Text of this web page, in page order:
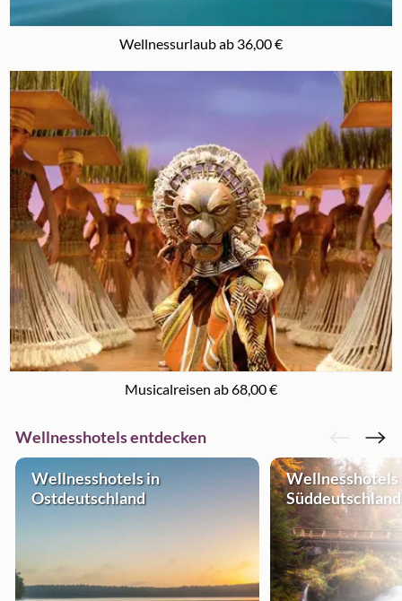
Wellnessurlaub ab 36,00 €
Musicalreisen ab 68,00 €
Wellnesshotels entdecken
Wellnesshotels in
Ostdeutschland
Wellnesshotels
Süddeutschland